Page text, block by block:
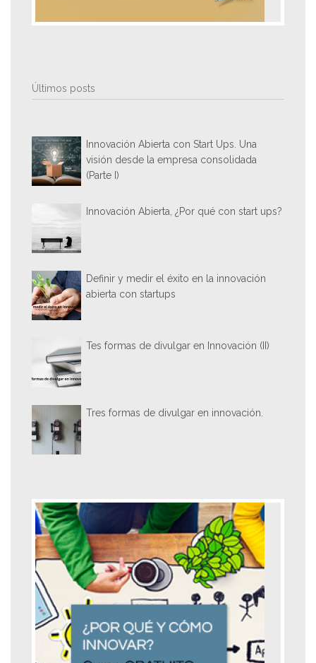
Últimos posts
Innovación Abierta con Start Ups. Una
visión desde la empresa consolidada
(Parte I)
Innovación Abierta, ¿Por qué con start ups?
Definir y medir el éxito en la innovación
abierta con startups
Tes formas de divulgar en Innovación (II)
Tres formas de divulgar en innovación.